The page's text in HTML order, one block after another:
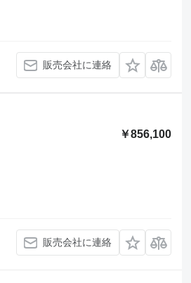
販売会社に連絡
￥856,100
販売会社に連絡